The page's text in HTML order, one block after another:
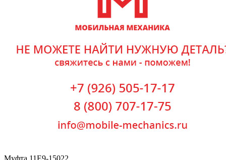
Муфта 11E9-15022